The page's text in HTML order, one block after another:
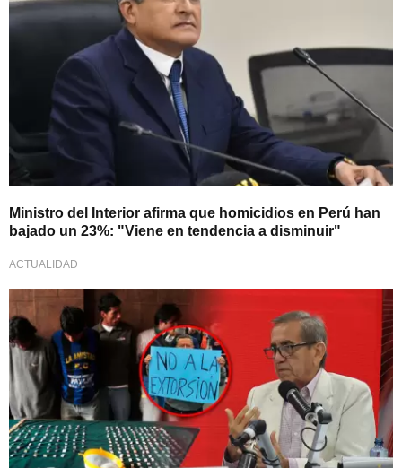
Ministro del Interior afirma que homicidios en Perú han
bajado un 23%: "Viene en tendencia a disminuir"
ACTUALIDAD
Inestabilidad ministerial